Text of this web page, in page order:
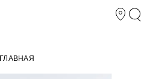
ГЛАВНАЯ